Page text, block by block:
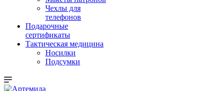
Чехлы для
телефонов
Подарочные
сертификаты
Тактическая медицина
Носилки
Подсумки